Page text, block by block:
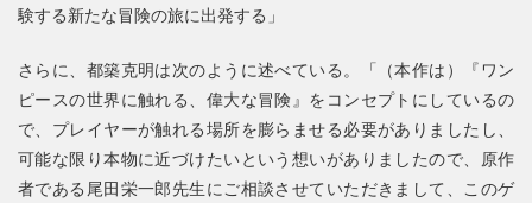
験する新たな冒険の旅に出発する」
さらに、都築克明は次のように述べている。「（本作は）『ワン
ピースの世界に触れる、偉大な冒険』をコンセプトにしているの
で、プレイヤーが触れる場所を膨らませる必要がありましたし、
可能な限り本物に近づけたいという想いがありましたので、原作
者である尾田栄一郎先生にご相談させていただきまして、このゲ